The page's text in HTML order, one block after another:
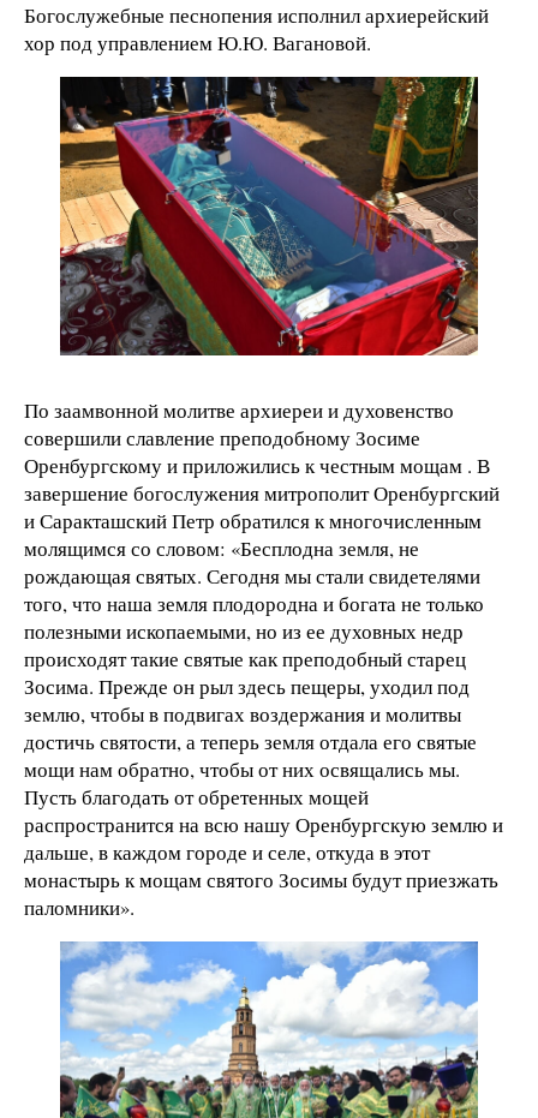
Богослужебные песнопения исполнил архиерейский
хор под управлением Ю.Ю. Вагановой.
По заамвонной молитве архиереи и духовенство
совершили славление преподобному Зосиме
Оренбургскому и приложились к честным мощам . В
завершение богослужения митрополит Оренбургский
и Саракташский Петр обратился к многочисленным
молящимся со словом: «Бесплодна земля, не
рождающая святых. Сегодня мы стали свидетелями
того, что наша земля плодородна и богата не только
полезными ископаемыми, но из ее духовных недр
происходят такие святые как преподобный старец
Зосима. Прежде он рыл здесь пещеры, уходил под
землю, чтобы в подвигах воздержания и молитвы
достичь святости, а теперь земля отдала его святые
мощи нам обратно, чтобы от них освящались мы.
Пусть благодать от обретенных мощей
распространится на всю нашу Оренбургскую землю и
дальше, в каждом городе и селе, откуда в этот
монастырь к мощам святого Зосимы будут приезжать
паломники».